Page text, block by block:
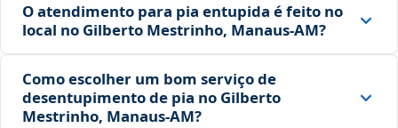
O atendimento para pia entupida é feito no
local no Gilberto Mestrinho, Manaus‑AM?
Como escolher um bom serviço de
desentupimento de pia no Gilberto
Mestrinho, Manaus‑AM?